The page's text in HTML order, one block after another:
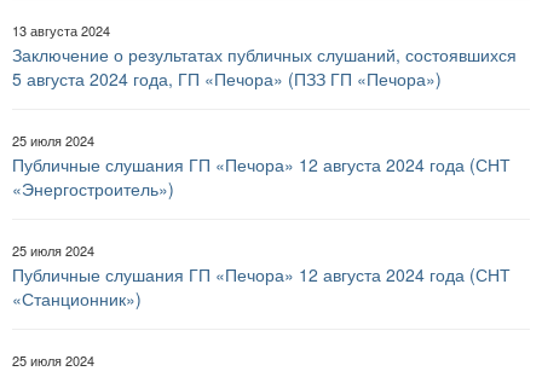
13 августа 2024
Заключение о результатах публичных слушаний, состоявшихся
5 августа 2024 года, ГП «Печора» (ПЗЗ ГП «Печора»)
25 июля 2024
Публичные слушания ГП «Печора» 12 августа 2024 года (СНТ
«Энергостроитель»)
25 июля 2024
Публичные слушания ГП «Печора» 12 августа 2024 года (СНТ
«Станционник»)
25 июля 2024